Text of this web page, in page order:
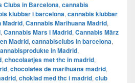
Clubs in Barcelona, cannabis
klubbar i barcelona, cannabis klubbar
Madrid, Cannabis Marihuana Madrid,
, Cannabis Mars i Madrid, Cannabis März
Madrid, cannabisclubs in barcelona,
in Madrid,
, chocolaatjes met thc in madrid,
, chocolates de marihuana madrid,
, choklad med thc i madrid, club